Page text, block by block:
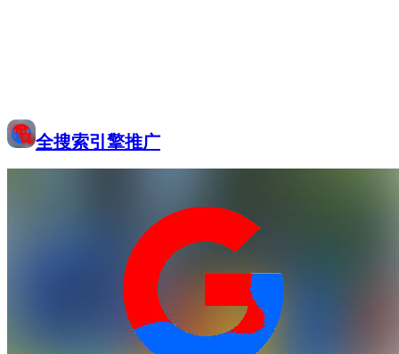
全搜索引擎推广